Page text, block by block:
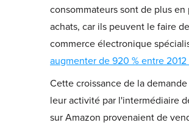
consommateurs sont de plus
achats, car ils peuvent le faire
commerce électronique
augmenter de 920 % entre
Cette croissance de la
leur activité par l'intermédiaire
sur Amazon provenaient de